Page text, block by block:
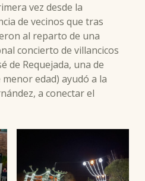
vez desde la
de vecinos que tras
al reparto de una
concierto de villancicos
de Requejada, una de
edad) ayudó a la
a conectar el